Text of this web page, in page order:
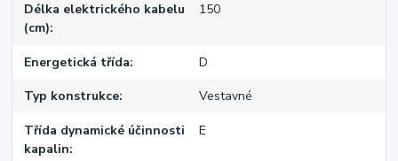
Délka elektrického kabelu
(cm)
150
Energetická třída D
Typ konstrukce Vestavné
Třída dynamické účinnosti
kapalin
E